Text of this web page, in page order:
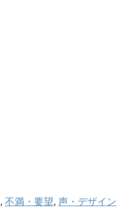
, 不満・要望, 声・デザイン